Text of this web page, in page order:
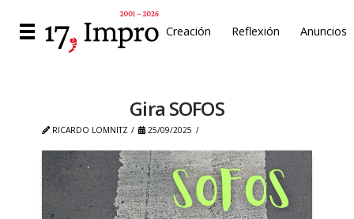
Creación Reflexión Anuncios
Gira SOFOS
RICARDO LOMNITZ 25/09/2025